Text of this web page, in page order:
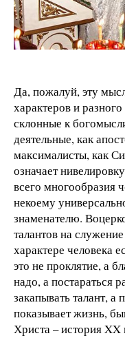
Да, пожалуй, эту
характеров и
склонные к
деятельные, как
максималисты, как
означает
всего многообразия
некоему
знаменателю.
талантов на
характере человека
это не проклятие, а
надо, а постараться
закапывать талант, а
показывает жизнь,
Христа – история